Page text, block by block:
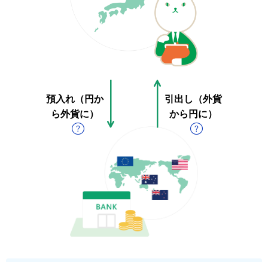
預入れ（円か
ら外貨に）
引出し（外貨
から円に）